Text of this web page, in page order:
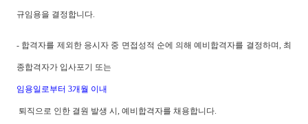
규임용을 결정합니다.
- 합격자를 제외한 응시자 중 면접성적 순에 의해 예비합격자를 결정하며, 최
종합격자가 입사포기 또는
임용일로부터 3개월 이내
퇴직으로 인한 결원 발생 시, 예비합격자를 채용합니다.